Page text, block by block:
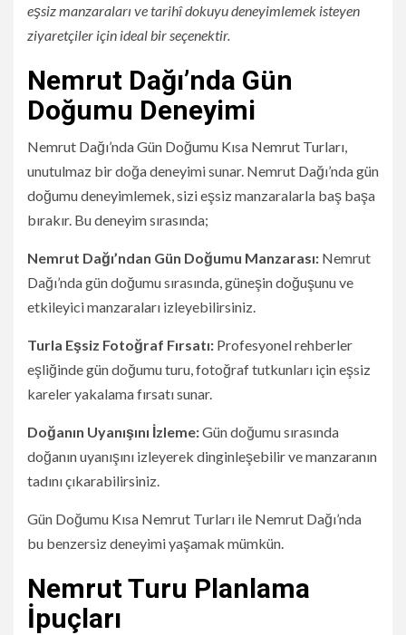
eşsiz manzaraları ve tarihî dokuyu deneyimlemek isteyen
ziyaretçiler için ideal bir seçenektir.
Nemrut Dağı’nda Gün
Doğumu Deneyimi
Nemrut Dağı’nda Gün Doğumu Kısa Nemrut Turları,
unutulmaz bir doğa deneyimi sunar. Nemrut Dağı’nda gün
doğumu deneyimlemek, sizi eşsiz manzaralarla baş başa
bırakır. Bu deneyim sırasında;
Nemrut Dağı’ndan Gün Doğumu Manzarası: Nemrut
Dağı’nda gün doğumu sırasında, güneşin doğuşunu ve
etkileyici manzaraları izleyebilirsiniz.
Turla Eşsiz Fotoğraf Fırsatı: Profesyonel rehberler
eşliğinde gün doğumu turu, fotoğraf tutkunları için eşsiz
kareler yakalama fırsatı sunar.
Doğanın Uyanışını İzleme:Gün doğumu sırasında
doğanın uyanışını izleyerek dinginleşebilir ve manzaranın
tadını çıkarabilirsiniz.
Gün Doğumu Kısa Nemrut Turları ile Nemrut Dağı’nda
bu benzersiz deneyimi yaşamak mümkün.
Nemrut Turu Planlama
İpuçları